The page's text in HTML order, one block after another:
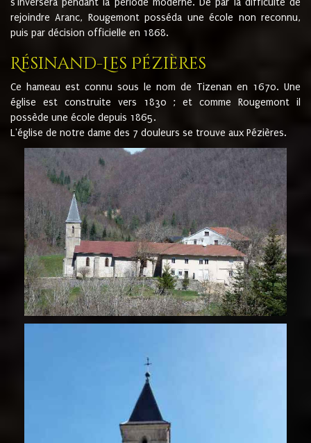
rejoindre Aranc, Rougemont posséda une école non reconnu,
puis par décision officielle en 1868.
Résinand-Les Pézières
Ce hameau est connu sous le nom de Tizenan en 1670. Une
église est construite vers 1830 ; et comme Rougemont il
possède une école depuis 1865.
L'église de notre dame des 7 douleurs se trouve aux Pézières.